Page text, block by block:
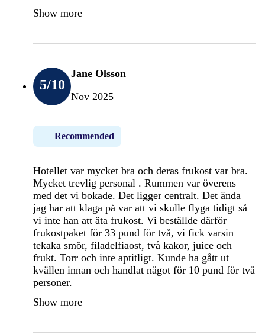
Show more
5/10
Jane Olsson
Nov 2025
Recommended
Hotellet var mycket bra och deras frukost var bra.
Mycket trevlig personal . Rummen var överens
med det vi bokade. Det ligger centralt. Det ända
jag har att klaga på var att vi skulle flyga tidigt så
vi inte han att äta frukost. Vi beställde därför
frukostpaket för 33 pund för två, vi fick varsin
tekaka smör, filadelfiaost, två kakor, juice och
frukt. Torr och inte aptitligt. Kunde ha gått ut
kvällen innan och handlat något för 10 pund för två
personer.
Show more